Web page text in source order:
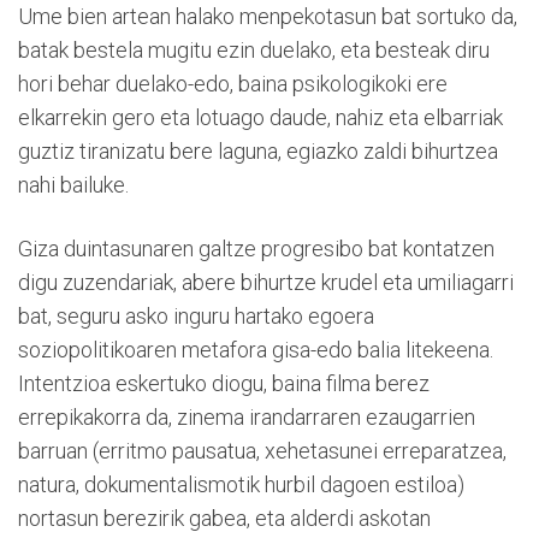
Ume bien artean halako menpekotasun bat sortuko da,
batak bestela mugitu ezin duelako, eta besteak diru
hori behar duelako-edo, baina psikologikoki ere
elkarrekin gero eta lotuago daude, nahiz eta elbarriak
guztiz tiranizatu bere laguna, egiazko zaldi bihurtzea
nahi bailuke.
Giza duintasunaren galtze progresibo bat kontatzen
digu zuzendariak, abere bihurtze krudel eta umiliagarri
bat, seguru asko inguru hartako egoera
soziopolitikoaren metafora gisa-edo balia litekeena.
Intentzioa eskertuko diogu, baina filma berez
errepikakorra da, zinema irandarraren ezaugarrien
barruan (erritmo pausatua, xehetasunei erreparatzea,
natura, dokumentalismotik hurbil dagoen estiloa)
nortasun berezirik gabea, eta alderdi askotan